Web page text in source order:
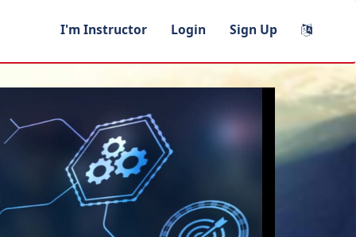
I'm Instructor Login Sign Up